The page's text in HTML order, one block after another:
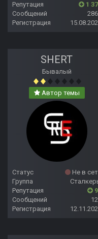
Репутация
1
Сообщений
Регистрация
SHERT
Бывалый
Автор темы
Статус
Не в
Группа
Репутация
Сообщений
Регистрация